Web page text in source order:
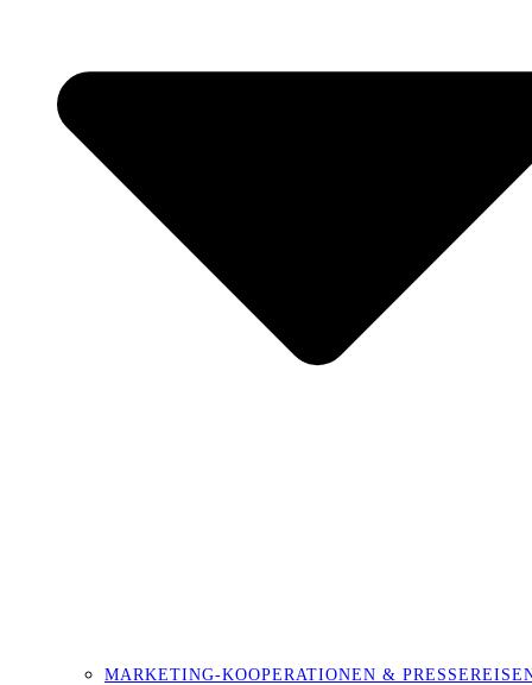
MARKETING-KOOPERATIONEN &